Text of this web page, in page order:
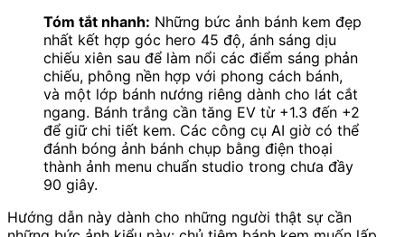
Tóm tắt nhanh: Những bức ảnh bánh kem đẹp
nhất kết hợp góc hero 45 độ, ánh sáng dịu
chiếu xiên sau để làm nổi các điểm sáng phản
chiếu, phông nền hợp với phong cách bánh,
và một lớp bánh nướng riêng dành cho lát cắt
ngang. Bánh trắng cần tăng EV từ +1.3 đến +2
để giữ chi tiết kem. Các công cụ AI giờ có thể
đánh bóng ảnh bánh chụp bằng điện thoại
thành ảnh menu chuẩn studio trong chưa đầy
90 giây.
Hướng dẫn này dành cho những người thật sự cần